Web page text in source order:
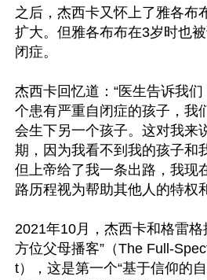
之后，杰西卡又怀上了雅各布
扩大。但雅各布布在3岁时也
闭症。
杰西卡回忆道：“医生告诉我
个患有严重自闭症的孩子，我
会生下另一个孩子。这对我来
期，因为我看不到我的孩子和
但上帝给了我一条出路，我现
路历程视为帮助其他人的特权
2021年10月，杰西卡和格雷格
方位父母播客”（The Full-
t），这是第一个“基于信仰的